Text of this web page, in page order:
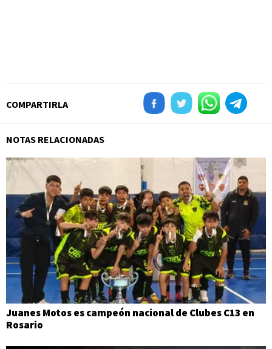
COMPARTIRLA
NOTAS RELACIONADAS
Juanes Motos es campeón nacional de Clubes C13 en
Rosario